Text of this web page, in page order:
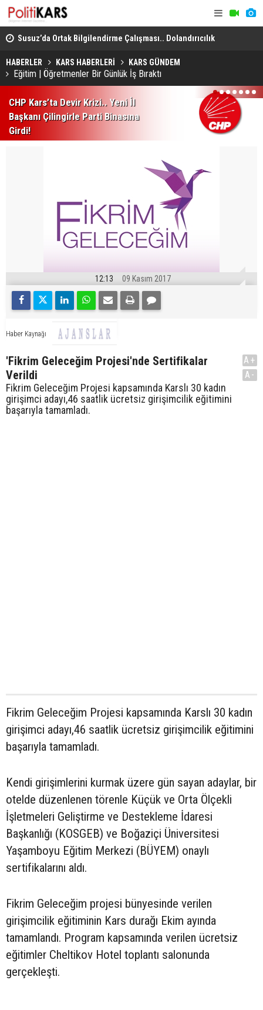
Susuz’da Ortak Bilgilendirme Çalışması.. Dolandırıcılık
ve Şiddete Karşı Uyarı!
HABERLER KARS HABERLERİ KARS GÜNDEM
Eğitim | Öğretmenler Bir Günlük İş Bıraktı
CHP Kars’ta Devir Krizi.. Yeni İl
Başkanı Çilingirle Parti Binasına
Girdi!
1 2 3 4 5 6 7
12:13 09 Kasım 2017
Haber Kaynağı
'Fikrim Geleceğim Projesi'nde Sertifikalar
Verildi
Fikrim Geleceğim Projesi kapsamında Karslı 30 kadın
girişimci adayı,46 saatlik ücretsiz girişimcilik eğitimini
başarıyla tamamladı.
A+
A-
Fikrim Geleceğim Projesi kapsamında Karslı 30 kadın
girişimci adayı,46 saatlik ücretsiz girişimcilik eğitimini
başarıyla tamamladı.
Kendi girişimlerini kurmak üzere gün sayan adaylar, bir
otelde düzenlenen törenle Küçük ve Orta Ölçekli
İşletmeleri Geliştirme ve Destekleme İdaresi
Başkanlığı (KOSGEB) ve Boğaziçi Üniversitesi
Yaşamboyu Eğitim Merkezi (BÜYEM) onaylı
sertifikalarını aldı.
Fikrim Geleceğim projesi bünyesinde verilen
girişimcilik eğitiminin Kars durağı Ekim ayında
tamamlandı. Program kapsamında verilen ücretsiz
eğitimler Cheltikov Hotel toplantı salonunda
gerçekleşti.